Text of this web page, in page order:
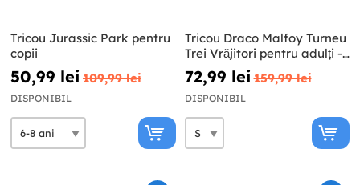
Tricou Jurassic Park pentru
copii
50,99 lei 109,99 lei
DISPONIBIL
Tricou Draco Malfoy Turneu
Trei Vrăjitori pentru adulți -
Harry Potter
72,99 lei 159,99 lei
DISPONIBIL